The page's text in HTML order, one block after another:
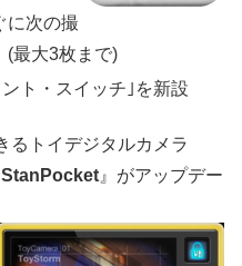
に次の撮
(最大3枚まで)
ト・スイッチ｣を新設
るトイデジタルカメラ
』がアップデー